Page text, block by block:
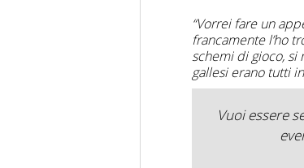
“Vorrei fare un
francamente l’ho
schemi di gioco, si
gallesi erano tutti
Vuoi essere